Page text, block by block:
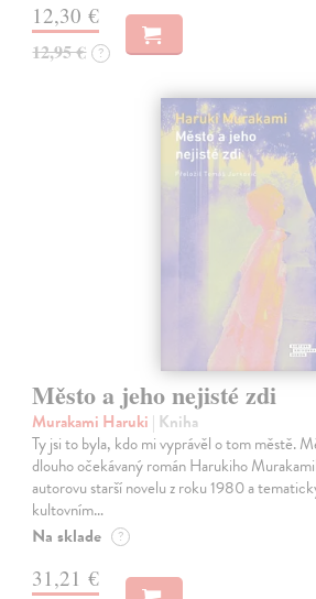
12,30 €
12,95 € ?
Město a jeho nejisté zdi
Murakami Haruki | Kniha
Ty jsi to byla, kdo mi vyprávěl o tom městě.
dlouho očekávaný román Harukiho
autorovu starší novelu z roku 1980 a
kultovním…
Na sklade ?
31,21 €